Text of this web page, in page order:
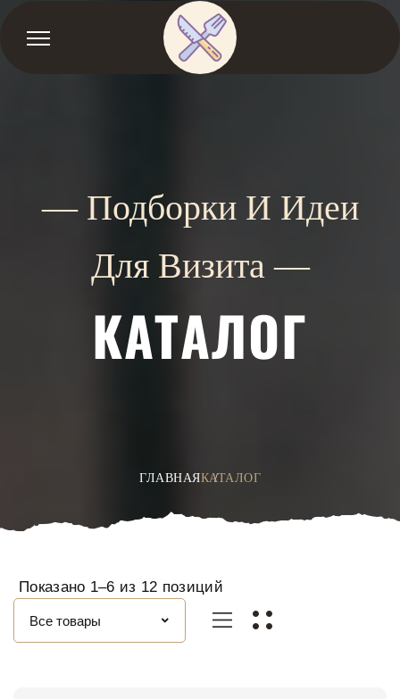
— Подборки И Идеи
Для Визита —
КАТАЛОГ
ГЛАВНАЯКАТАЛОГ
Показано 1–6 из 12 позиций
Категория